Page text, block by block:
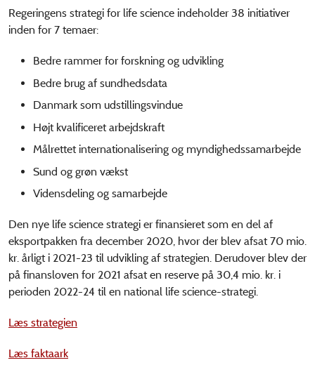
Regeringens strategi for life science indeholder 38 initiativer
inden for 7 temaer:
Bedre rammer for forskning og udvikling
Bedre brug af sundhedsdata
Danmark som udstillingsvindue
Højt kvalificeret arbejdskraft
Målrettet internationalisering og myndighedssamarbejde
Sund og grøn vækst
Vidensdeling og samarbejde
Den nye life science strategi er finansieret som en del af
eksportpakken fra december 2020, hvor der blev afsat 70 mio.
kr. årligt i 2021-23 til udvikling af strategien. Derudover blev der
på finansloven for 2021 afsat en reserve på 30,4 mio. kr. i
perioden 2022-24 til en national life science-strategi.
Læs strategien
Læs faktaark